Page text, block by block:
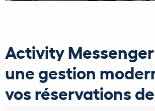
Activity
une gestion
vos réservations